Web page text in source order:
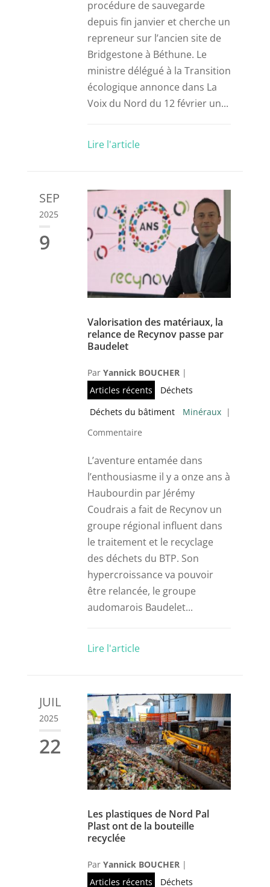
procédure de sauvegarde
depuis fin janvier et cherche un
repreneur sur l’ancien site de
Bridgestone à Béthune. Le
ministre délégué à la Transition
écologique annonce dans La
Voix du Nord du 12 février un...
Lire l'article
SEP
2025
9
Valorisation des matériaux, la
relance de Recynov passe par
Baudelet
Par Yannick BOUCHER|
Articles récents
Déchets
Déchets du bâtiment
Minéraux |
Commentaire
L’aventure entamée dans
l’enthousiasme il y a onze ans à
Haubourdin par Jérémy
Coudrais a fait de Recynov un
groupe régional influent dans
le traitement et le recyclage
des déchets du BTP. Son
hypercroissance va pouvoir
être relancée, le groupe
audomarois Baudelet...
Lire l'article
JUIL
2025
22
Les plastiques de Nord Pal
Plast ont de la bouteille
recyclée
Par Yannick BOUCHER|
Articles récents
Déchets